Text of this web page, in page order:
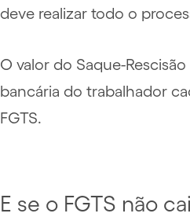
deve realizar todo o
O valor do Saque-
bancária do trabalhador
FGTS.
E se o FGTS não